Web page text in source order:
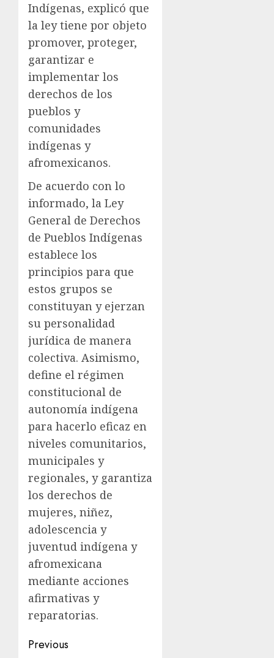
Indígenas, explicó que
la ley tiene por objeto
promover, proteger,
garantizar e
implementar los
derechos de los
pueblos y
comunidades
indígenas y
afromexicanos.
De acuerdo con lo
informado, la Ley
General de Derechos
de Pueblos Indígenas
establece los
principios para que
estos grupos se
constituyan y ejerzan
su personalidad
jurídica de manera
colectiva. Asimismo,
define el régimen
constitucional de
autonomía indígena
para hacerlo eficaz en
niveles comunitarios,
municipales y
regionales, y garantiza
los derechos de
mujeres, niñez,
adolescencia y
juventud indígena y
afromexicana
mediante acciones
afirmativas y
reparatorias.
Previous